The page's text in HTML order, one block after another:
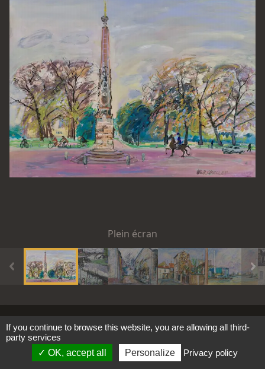
Plein écran
Tous les images et textes ©2021 -2026-
SAS RéalismePoétique.Com
Mentions
Cookies
If you continue to browse this website, you are allowing all third-
party services
OK, accept all
Personalize Privacy policy